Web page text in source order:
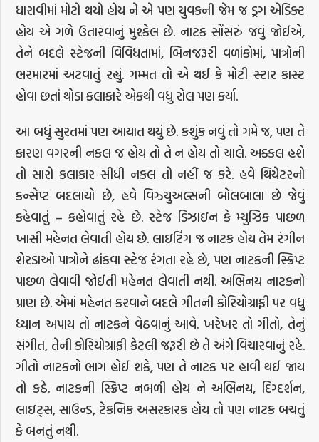
ધારાવીમાં મોટો થયો હોય ને એ પણ યુવકની જેમ જ ડ્રગ એડિક્ટ
હોય એ ગળે ઉતારવાનું મુશ્કેલ છે. નાટક સોંસરું જવું જોઈએ,
તેને બદલે સ્ટેજની વિવિધતામાં, બિનજરૂરી વળાંકોમાં, પાત્રોની
ભરમારમાં અટવાતું રહ્યું. ગમ્મત તો એ થઈ કે મોટી સ્ટાર કાસ્ટ
હોવા છતાં થોડા કલાકારે એકથી વધુ રોલ પણ કર્યા.
આ બધું સુરતમાં પણ આયાત થયું છે. કશુંક નવું તો ગમે જ, પણ તે
કારણ વગરની નકલ જ હોય તો તે ન હોય તો ચાલે. અક્કલ હશે
તો સારો કલાકાર સીધી નકલ તો નહીં જ કરે. હવે થિયેટરનો
કન્સેપ્ટ બદલાયો છે, હવે વિઝ્યુઅલ્સની બોલબાલા છે જેવું
કહેવાતું – કહોવાતું રહે છે. સ્ટેજ ડિઝાઇન કે મ્યુઝિક પાછળ
ખાસી મહેનત લેવાતી હોય છે. લાઇટિંગ જ નાટક હોય તેમ રંગીન
શેરડાઓ પાત્રોને ઢાંકવા સ્ટેજ રંગતા રહે છે, પણ નાટકની સ્ક્રિપ્ટ
પાછળ લેવાવી જોઈતી મહેનત લેવાતી નથી. અભિનય નાટકનો
પ્રાણ છે. એમાં મહેનત કરવાને બદલે ગીતની કોરિયોગ્રાફી પર વધુ
ધ્યાન અપાય તો નાટકને વેઠવાનું આવે. ખરેખર તો ગીતો, તેનું
સંગીત, તેની કોરિયોગ્રાફી કેટલી જરૂરી છે તે અંગે વિચારવાનું રહે.
ગીતો નાટકનો ભાગ હોઈ શકે, પણ તે નાટક પર હાવી થઈ જાય
તો કઠે. નાટકની સ્ક્રિપ્ટ નબળી હોય ને અભિનય, દિગ્દર્શન,
લાઇટ્સ, સાઉન્ડ, ટેકનિક અસરકારક હોય તો પણ નાટક બચતું
કે બનતું નથી.